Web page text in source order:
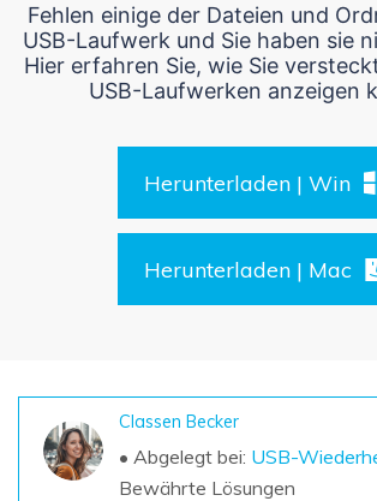
Shop Kostenlos Testen
wiederherstellen
Kostenlos Testen
wiederherstellen
Kostenlos Testen
Gel?schte Medien wiederherstellen
Exklusive
Dokumente wiederherstellen
Datenverlust-Szenarien
ALLE FUNKTIONEN ENTDECKEN
Warum Recoverit
Experte für Datenrettung
Kundengeschichten
Fehlen einige der Dateien und
USB-Laufwerk und Sie haben sie
Hier erfahren Sie, wie Sie
USB-Laufwerken anzeigen
Herunterladen | Win
Herunterladen | Mac
Classen Becker
• Abgelegt bei: USB-
Bewährte Lösungen